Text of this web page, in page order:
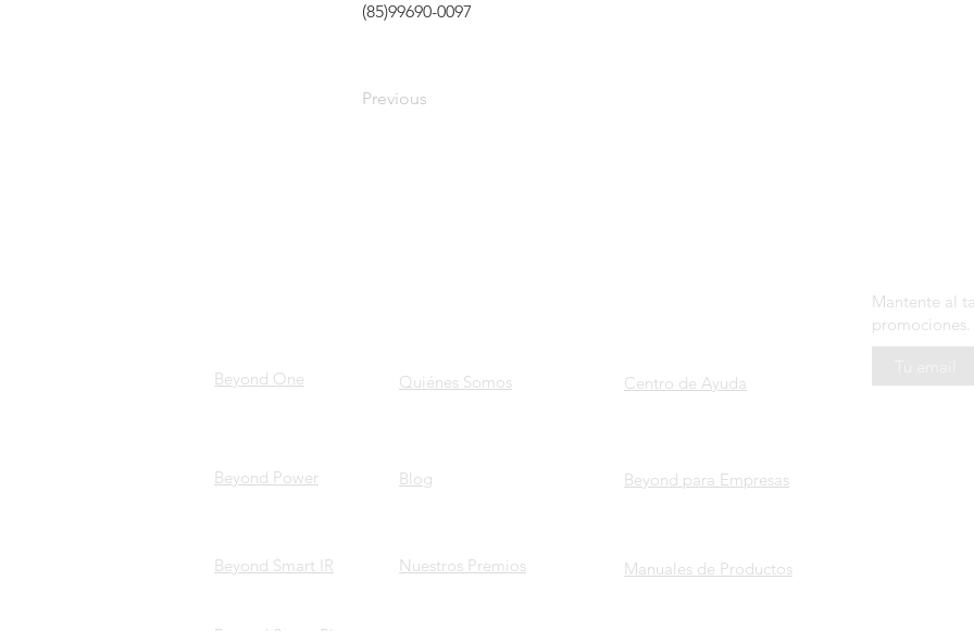
(85)99690-0097
Previous
Beyond One Quiénes Somos Centro de Ayuda
Beyond Power Blog Beyond para Empresas
Beyond Smart IR Nuestros Premios Manuales de Productos
Mantente al
promociones.